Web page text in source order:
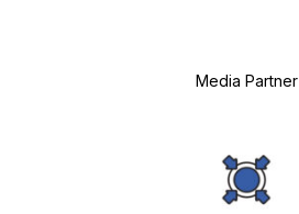
Media Partner